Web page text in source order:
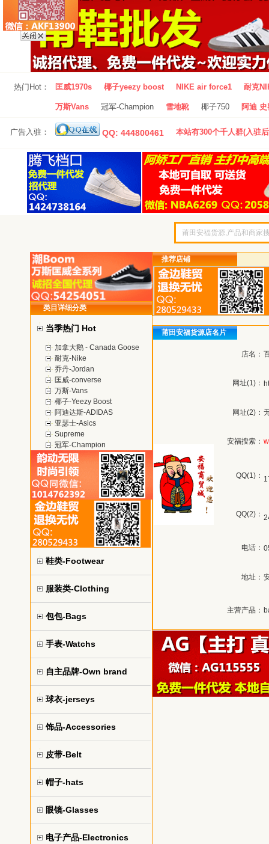
热门Hot： 匡威1970s 椰子yeezy boost NIKE air force1 耐克
万斯Vans 冠军-Champion 雪地靴 椰子750 阿迪
广告入驻： QQ: 444800461 本站有300个千人群(入驻
类目详细分类
当季热门 Hot
加拿大鹅 - Canada Goose
耐克-Nike
乔丹-Jordan
匡威-converse
万斯-Vans
椰子-Yeezy Boost
阿迪达斯-ADIDAS
亚瑟士-Asics
Supreme
冠军-Champion
鞋类-Footwear
服装类-Clothing
包包-Bags
手表-Watchs
自主品牌-Own brand
球衣-jerseys
饰品-Accessories
皮带-Belt
帽子-hats
眼镜-Glasses
电子产品-Electronics
推荐店铺
莆田安福货源店名片
店名：
网址(1)：
网址(2)：
安福搜索：
QQ(1)：
QQ(2)：
电话：
地址：
主营产品：